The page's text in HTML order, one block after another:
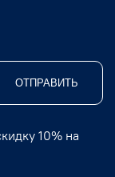
ОТПРАВИТЬ
10% на